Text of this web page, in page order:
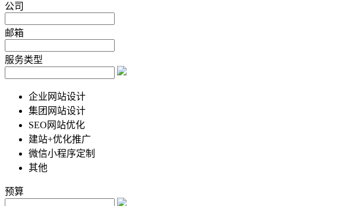
公司
邮箱
服务类型
企业网站设计
集团网站设计
SEO网站优化
建站+优化推广
微信小程序定制
其他
预算